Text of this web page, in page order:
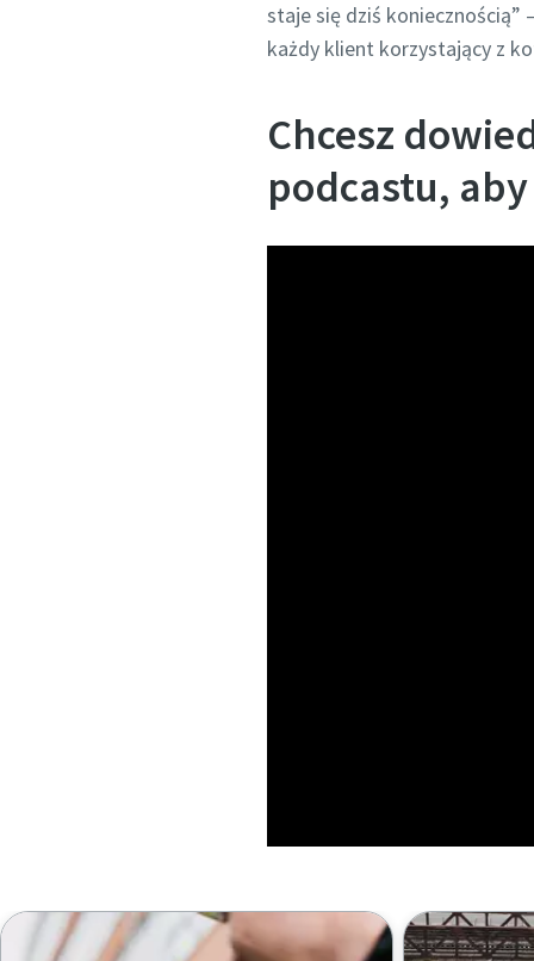
staje się dziś
każdy klient korzystający z
Chcesz
podcastu,